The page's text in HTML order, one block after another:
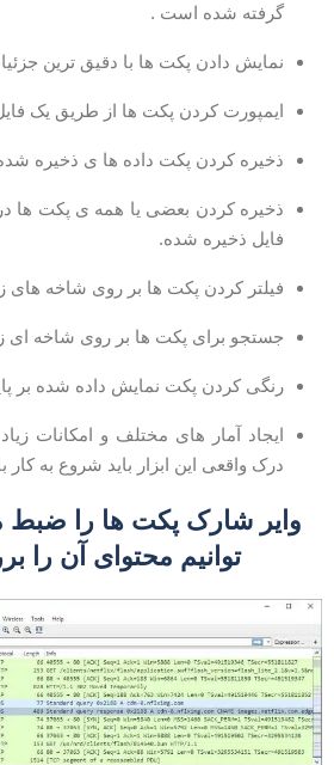
گرفته شده است .
نمایش دادن پکت ها با دقیق ترین جزئیات
ایمپورت کردن پکت ها از طریق یک فایل
ذخیره کردن پکت داده ها ی ذخیره شده .
ذخیره کردن بعضی یا همه ی پکت ها
فایل ذخیره شده.
فیلتر کردن پکت ها بر روی شاخه های
جستجو برای پکت ها بر روی شاخه ای
رنگی کردن پکت نمایش داده شده بر پایه
ایجاد آمار های مختلف و امکانات زیاد
درک واقعی این ابزار باید شروع به کار با
وایر شارک پکت ها را ضبط
توانیم محتوای آن را